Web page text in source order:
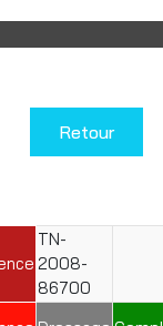
Retour
TN-
2008-
86700